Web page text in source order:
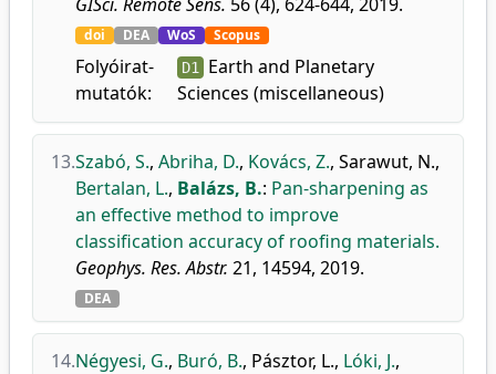
doi DEA WoS Scopus
Folyóirat-
mutatók:
D1 Earth and Planetary
Sciences (miscellaneous)
13.Szabó, S., Abriha, D., Kovács, Z., Sarawut, N.,
Bertalan, L., Balázs, B.: Pan-sharpening as
an effective method to improve
classification accuracy of roofing materials.
Geophys. Res. Abstr. 21, 14594, 2019.
DEA
14.Négyesi, G., Buró, B., Pásztor, L., Lóki, J.,